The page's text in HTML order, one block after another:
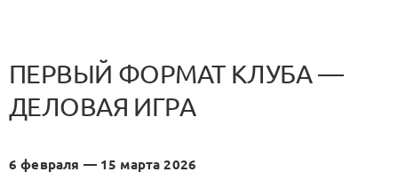
ПЕРВЫЙ ФОРМАТ КЛУБА —
ДЕЛОВАЯ ИГРА
6 февраля — 15 марта 2026